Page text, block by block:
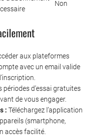
Non
aux plateformes
avec un email valide
périodes d’essai gratuites
de vous engager.
: Téléchargez l’application
(smartphone,
accès facilité.